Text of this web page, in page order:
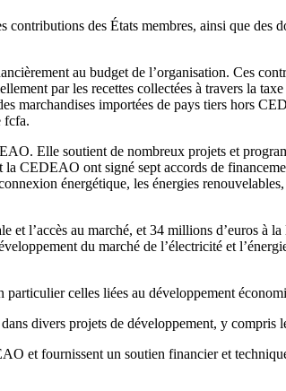
des États membres, ainsi que des
au budget de l’organisation. Ces
par les recettes collectées à travers la
importées de pays tiers hors
fcfa.
Elle soutient de nombreux projets et
CEDEAO ont signé sept accords de
énergétique, les énergies
l’accès au marché, et 34 millions d’euros à
du marché de l’électricité et
celles liées au développement
divers projets de développement, y compris
et fournissent un soutien financier et